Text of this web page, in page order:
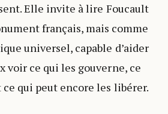
Elle invite à lire Foucault
français, mais comme
universel, capable d’aider
voir ce qui les gouverne, ce
qui peut encore les libérer.